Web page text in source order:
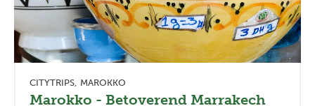
CITYTRIPS MAROKKO
Marokko - Betoverend Marrakech